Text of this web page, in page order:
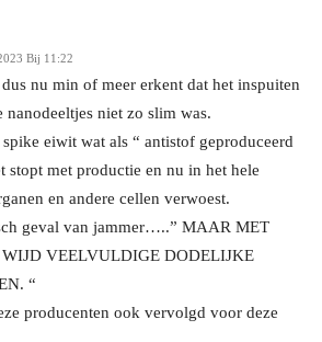
Bij 11:22
nu min of meer erkent dat het inspuiten
nanodeeltjes niet zo slim was.
eiwit wat als “ antistof geproduceerd
stopt met productie en nu in het hele
en andere cellen verwoest.
geval van jammer…..” MAAR MET
VEELVULDIGE DODELIJKE
“
producenten ook vervolgd voor deze